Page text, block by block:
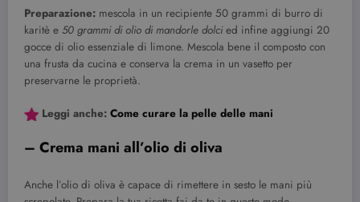
Preparazione: mescola in un recipiente 50 grammi di burro di
karitè e 50 grammi di olio di mandorle dolcied infine aggiungi 20
gocce di olio essenziale di limone. Mescola bene il composto con
una frusta da cucina e conserva la crema in un vasetto per
preservarne le proprietà.
Leggi anche: Come curare la pelle delle mani
– Crema mani all’olio di oliva
Anche l’olio di oliva è capace di rimettere in sesto le mani più